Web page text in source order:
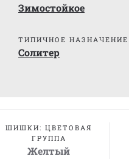
Зимостойкое
ТИПИЧНОЕ НАЗНАЧЕНИЕ
Солитер
ШИШКИ: ЦВЕТОВАЯ
ГРУППА
Желтый